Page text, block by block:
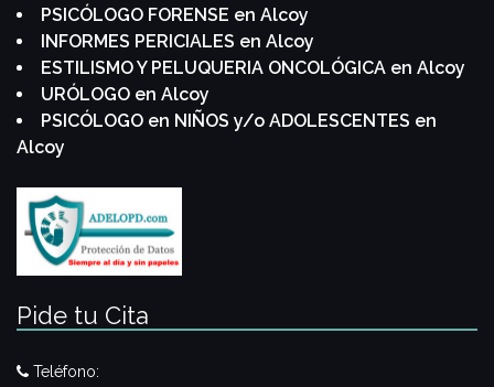
PSICÓLOGO FORENSE en Alcoy
INFORMES PERICIALES en Alcoy
ESTILISMO Y PELUQUERIA ONCOLÓGICA en Alcoy
URÓLOGO en Alcoy
PSICÓLOGO en NIÑOS y/o ADOLESCENTES en
Alcoy
Pide tu Cita
Teléfono: